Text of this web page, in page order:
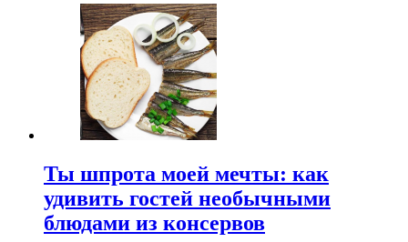
Ты шпрота моей мечты: как
удивить гостей необычными
блюдами из консервов